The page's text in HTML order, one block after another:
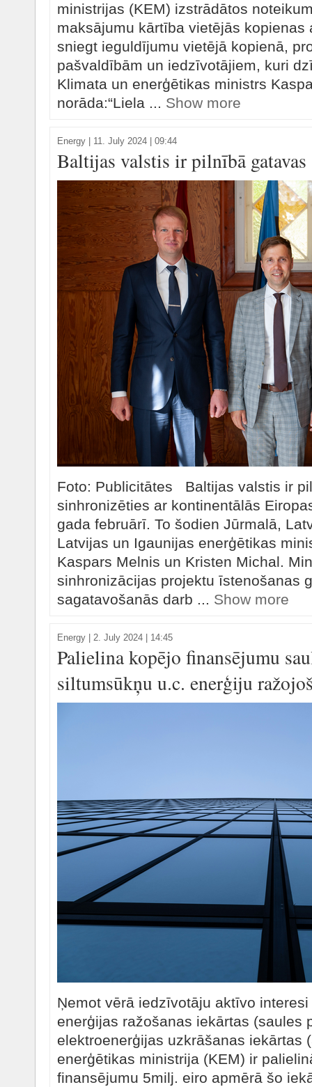
ministrijas (KEM) izstrādātos
maksājumu kārtība vietējās kopienas
sniegt ieguldījumu vietējā kopienā,
pašvaldībām un iedzīvotājiem, kuri
Klimata un enerģētikas ministrs
norāda:“Liela ... Show more
Energy 11. July 2024 | 09:44
Baltijas valstis ir pilnībā
Foto: Publicitātes Baltijas valstis ir
sinhronizēties ar kontinentālās
gada februārī. To šodien Jūrmalā,
Latvijas un Igaunijas enerģētikas
Kaspars Melnis un Kristen Michal.
sinhronizācijas projektu īstenošanas
sagatavošanās darb ... Show more
Energy 2. July 2024 | 14:45
Palielina kopējo finansējumu
siltumsūkņu u.c. enerģiju
Ņemot vērā iedzīvotāju aktīvo
enerģijas ražošanas iekārtas (saules
elektroenerģijas uzkrāšanas iekārtas
enerģētikas ministrija (KEM) ir
finansējumu 5milj. eiro apmērā šo